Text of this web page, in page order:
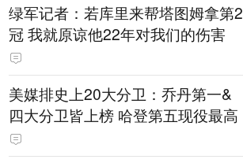
绿军记者：若库里来帮塔图姆拿第2
冠 我就原谅他22年对我们的伤害
美媒排史上20大分卫：乔丹第一&
四大分卫皆上榜 哈登第五现役最高